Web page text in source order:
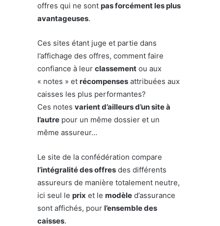
offres qui ne sont pas forcément les plus
avantageuses.
Ces sites étant juge et partie dans
l’affichage des offres, comment faire
confiance à leur classement ou aux
« notes » et récompenses attribuées aux
caisses les plus performantes?
Ces notes varient d’ailleurs d’un site à
l’autre pour un même dossier et un
même assureur…
Le site de la confédération compare
l’intégralité des offres des différents
assureurs de manière totalement neutre,
ici seul le prix et le modèle d’assurance
sont affichés, pour l’ensemble des
caisses.